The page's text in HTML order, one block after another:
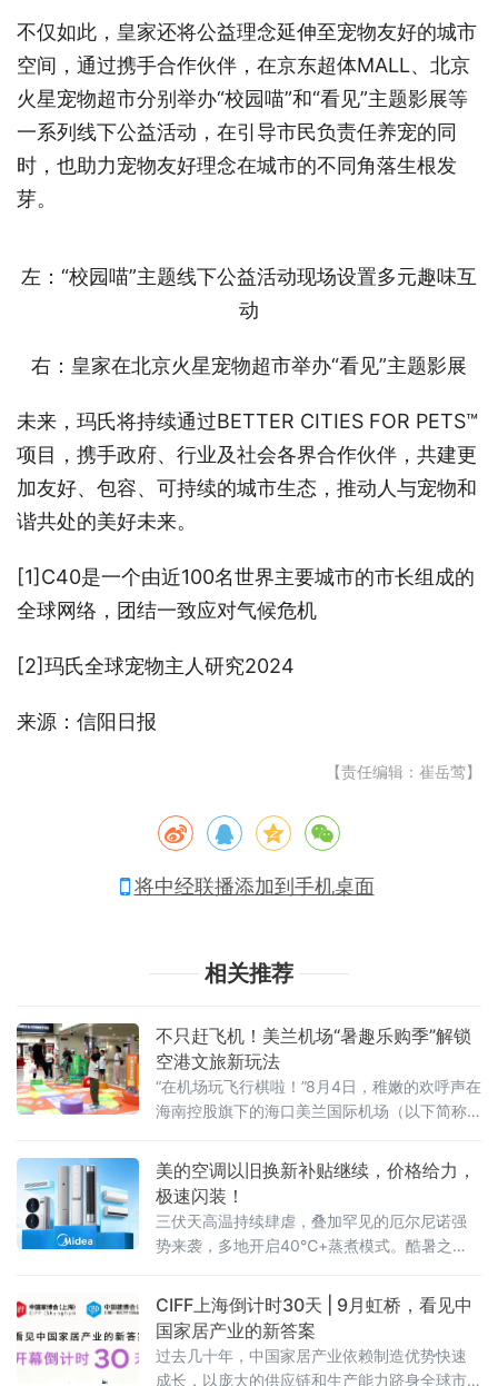
不仅如此，皇家还将公益理念延伸至宠物友好的城市
空间，通过携手合作伙伴，在京东超体MALL、北京
火星宠物超市分别举办“校园喵”和“看见”主题影展等
一系列线下公益活动，在引导市民负责任养宠的同
时，也助力宠物友好理念在城市的不同角落生根发
芽。
左：“校园喵”主题线下公益活动现场设置多元趣味互
动
右：皇家在北京火星宠物超市举办“看见”主题影展
未来，玛氏将持续通过BETTER CITIES FOR PETS™
项目，携手政府、行业及社会各界合作伙伴，共建更
加友好、包容、可持续的城市生态，推动人与宠物和
谐共处的美好未来。
[1]C40是一个由近100名世界主要城市的市长组成的
全球网络，团结一致应对气候危机
[2]玛氏全球宠物主人研究2024
来源：信阳日报
【责任编辑：崔岳莺】
将中经联播添加到手机桌面
相关推荐
不只赶飞机！美兰机场“暑趣乐购季”解锁
空港文旅新玩法
“在机场玩飞行棋啦！”8月4日，稚嫩的欢呼声在
海南控股旗下的海口美兰国际机场（以下简称
纷驻足，只见一个小男孩兴奋地跳了起来。
美的空调以旧换新补贴继续，价格给力，
极速闪装！
三伏天高温持续肆虐，叠加罕见的厄尔尼诺强
势来袭，多地开启40℃+蒸煮模式。酷暑之
冷乏力、能耗偏高，还存在诸多安全隐患，严
重影响居家清凉体验。
CIFF上海倒计时30天 | 9月虹桥，看见中
国家居产业的新答案
过去几十年，中国家居产业依赖制造优势快速
成长，以庞大的供应链和生产能力跻身全球市